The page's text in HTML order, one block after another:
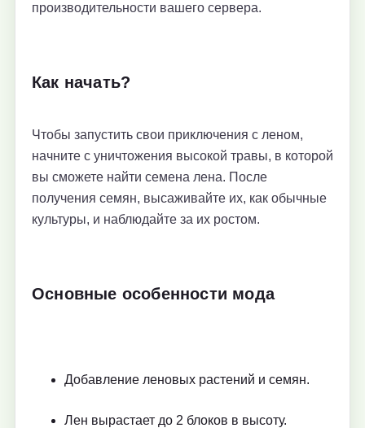
производительности вашего сервера.
Как начать?
Чтобы запустить свои приключения с леном,
начните с уничтожения высокой травы, в которой
вы сможете найти семена лена. После
получения семян, высаживайте их, как обычные
культуры, и наблюдайте за их ростом.
Основные особенности мода
Добавление леновых растений и семян.
Лен вырастает до 2 блоков в высоту.